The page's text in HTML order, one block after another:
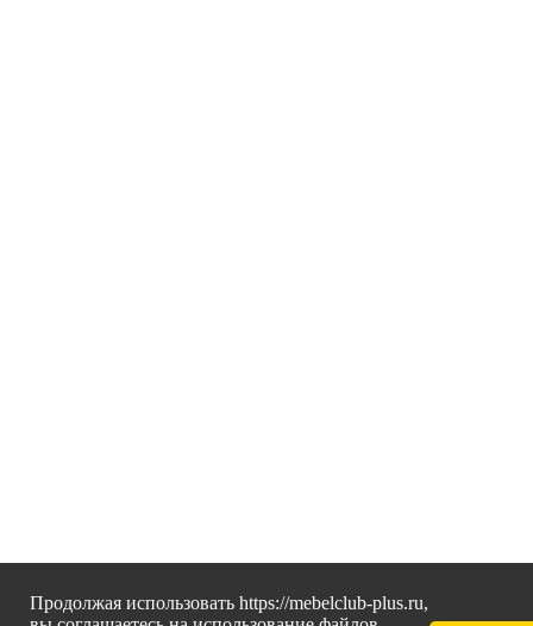
Продолжая использовать https://mebelclub-plus.ru,